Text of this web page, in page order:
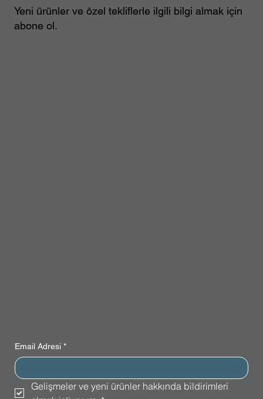
Yeni ürünler ve özel tekliflerle ilgili bilgi almak için
abone ol.
Email Adresi *
Gelişmeler ve yeni ürünler hakkında bildirimleri